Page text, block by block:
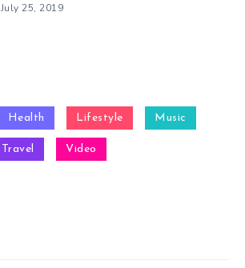
July 25, 2019
Health Lifestyle Music
Travel Video